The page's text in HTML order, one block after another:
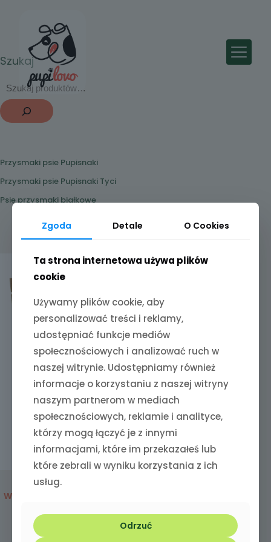
Szukaj
Przysmaki psie Pupisnaki
Przysmaki psie Pupisnaki Tyci
Psie przysmaki białkowe
Pupilovo PupiSnaki
Wegetariańskie „Na zdrowe
Zgoda Detale O Cookies
Ta strona internetowa używa plików
cookie
Używamy plików cookie, aby
personalizować treści i reklamy,
udostępniać funkcje mediów
społecznościowych i analizować ruch w
naszej witrynie. Udostępniamy również
informacje o korzystaniu z naszej witryny
naszym partnerom w mediach
społecznościowych, reklamie i analityce,
którzy mogą łączyć je z innymi
informacjami, które im przekazałeś lub
które zebrali w wyniku korzystania z ich
usług.
Odrzuć